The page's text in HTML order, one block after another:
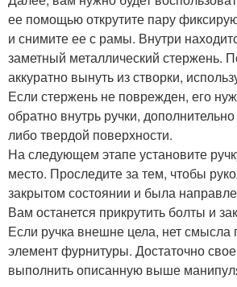
ее помощью открутите пару
и снимите ее с рамы. Внутри
заметный металлический стержень.
аккуратно вынуть из створки,
Если стержень не поврежден, его
обратно внутрь ручки,
либо твердой поверхности.
На следующем этапе установите
место. Проследите за тем, чтобы
закрытом состоянии и была
Вам останется прикрутить болты и
Если ручка внешне цела, нет смысла
элемент фурнитуры. Достаточно
выполнить описанную выше